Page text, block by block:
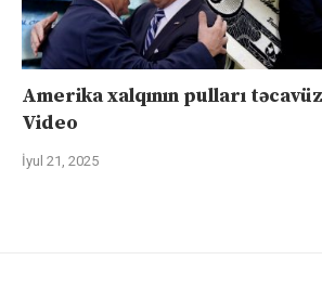
Amerika xalqının pulları
Video
İyul 21, 2025